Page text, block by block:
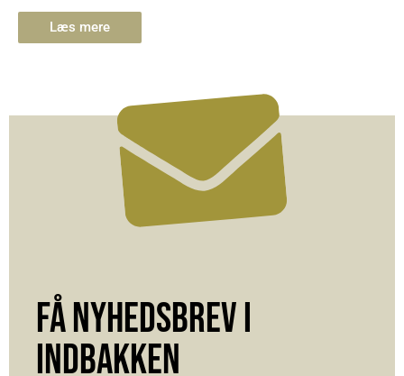
Læs mere
FÅ NYHEDSBREV I
INDBAKKEN